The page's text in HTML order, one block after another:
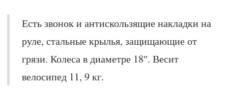
Есть звонок и антискользящие накладки на
руле, стальные крылья, защищающие от
грязи. Колеса в диаметре 18″. Весит
велосипед 11, 9 кг.